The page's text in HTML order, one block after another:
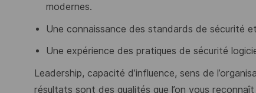
modernes.
Une connaissance des standards de sécurité
Une expérience des pratiques de sécurité
Leadership, capacité d’influence, sens de
résultats sont des qualités que l’on vous reconnaît